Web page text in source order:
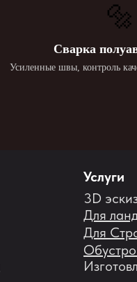
🔩
Сварка
Усиленные швы, контроль
3D
Для
Для
Услуги